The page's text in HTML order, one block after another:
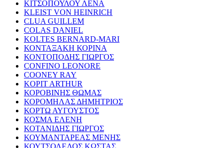
ΚΙΤΣΟΠΟΥΛΟΥ ΛΕΝΑ
KLEIST VON HEINRICH
CLUA GUILLEM
COLAS DANIEL
KOLTES BERNARD-MARI
ΚΟΝΤΑΞΑΚΗ ΚΟΡΙΝΑ
ΚΟΝΤΟΠΟΔΗΣ ΓΙΩΡΓΟΣ
CONFINO LEONORE
COONEY RAY
KOPIT ARTHUR
ΚΟΡΟΒΙΝΗΣ ΘΩΜΑΣ
ΚΟΡΟΜΗΛΑΣ ΔΗΜΗΤΡΙΟΣ
ΚΟΡΤΩ ΑΥΓΟΥΣΤΟΣ
ΚΟΣΜΑ ΕΛΕΝΗ
ΚΟΤΑΝΙΔΗΣ ΓΙΩΡΓΟΣ
ΚΟΥΜΑΝΤΑΡΕΑΣ ΜΕΝΗΣ
ΚΟΥΤΣΟΛΕΛΟΣ ΚΩΣΤΑΣ